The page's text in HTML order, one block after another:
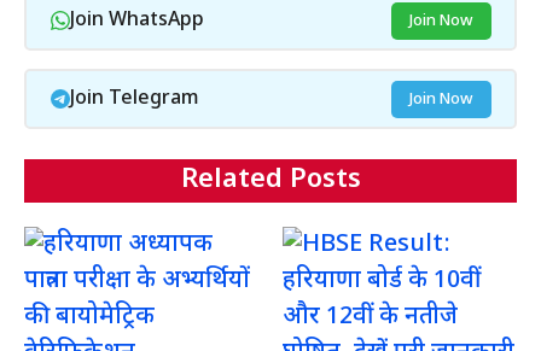
Join WhatsApp Join Now
Join Telegram Join Now
Related Posts